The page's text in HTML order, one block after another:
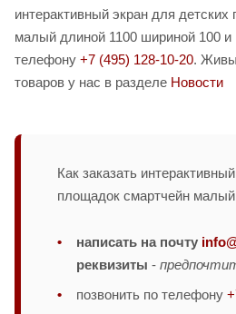
интерактивный экран для
малый длиной 1100 шириной 100 и
телефону +7 (495) 128-10-20.
товаров у нас в разделе Новости
Как заказать
площадок смартчейн
написать на почту
реквизиты -
позвонить по телефону